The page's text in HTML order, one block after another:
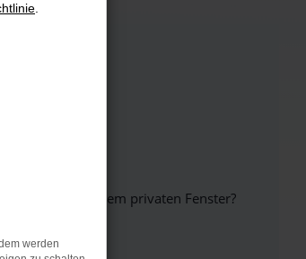
oder in einem privaten Fenster?
werden